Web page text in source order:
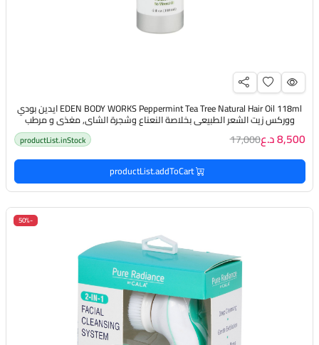
EDEN BODY WORKS Peppermint Tea Tree Natural Hair Oil 118ml ايدين بودي
ووركس زيت الشعر الطبيعي بخلاصة النعناع وشجرة الشاي, مغذي و مرطب
للشعر و فروة الرأس 8,500 د.ع 17,000
productList.inStock
productList.addToCart
-50%